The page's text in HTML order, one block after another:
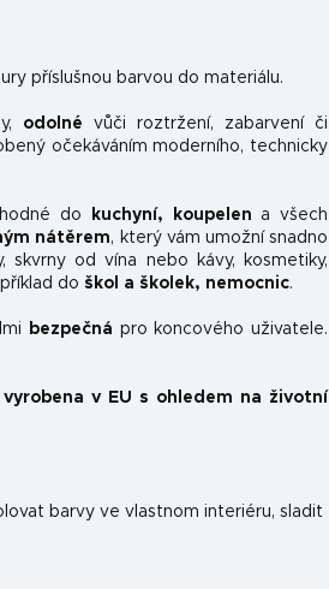
příslušnou barvou do materiálu.
odolné vůči roztržení, zabarvení či
očekáváním moderního, technicky
do kuchyní, koupelen a všech
nátěrem, který vám umožní snadno
skvrny od vína nebo kávy, kosmetiky,
do škol a školek, nemocnic.
bezpečná pro koncového uživatele.
v EU s ohledem na životní
barvy ve vlastnom interiéru, sladit